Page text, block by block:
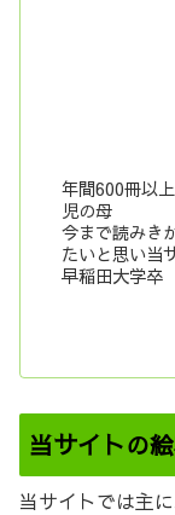
年間600冊以
児の母
今まで読みき
たいと思い当
早稲田大学卒
当サイトの
当サイトでは主